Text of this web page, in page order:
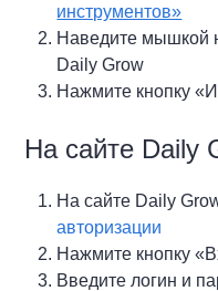
инструментов»
Наведите мышкой
Daily Grow
Нажмите кнопку
На сайте Daily
На сайте Daily
авторизации
Нажмите кнопку
Введите логин и